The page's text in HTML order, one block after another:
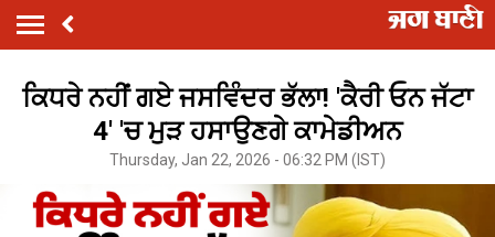
ਕਿਧਰੇ ਨਹੀਂ ਗਏ ਜਸਵਿੰਦਰ ਭੱਲਾ! 'ਕੈਰੀ ਓਨ ਜੱਟਾ
4' 'ਚ ਮੁੜ ਹਸਾਉਣਗੇ ਕਾਮੇਡੀਅਨ
Thursday, Jan 22, 2026 - 06:32 PM (IST)